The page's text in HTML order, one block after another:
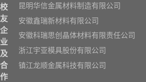
校
友
企
业
及
合
作
昆明华信金属材料制造有限公司
安徽鑫瑞新材料有限公司
安徽科瑞思创晶体材料有限责任公司
浙江宇亚模具股份有限公司
镇江龙顺金属科技有限公司